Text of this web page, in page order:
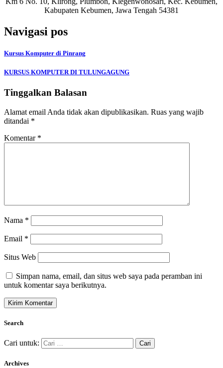
Kabupaten Kebumen, Jawa Tengah 54381
Navigasi pos
Kursus Komputer di Pinrang
KURSUS KOMPUTER DI TULUNGAGUNG
Tinggalkan Balasan
Alamat email Anda tidak akan dipublikasikan. Ruas yang wajib
ditandai *
Komentar *
Nama *
Email *
Situs Web
Simpan nama, email, dan situs web saya pada peramban ini
untuk komentar saya berikutnya.
Search
Cari untuk:
Archives